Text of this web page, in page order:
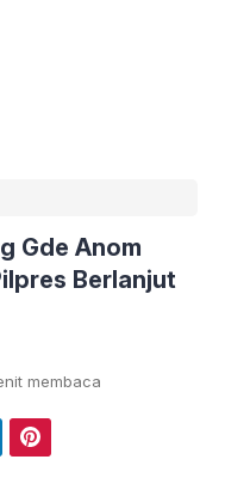
Gde Anom
Berlanjut
membaca